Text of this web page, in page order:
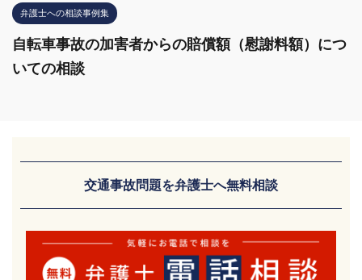
弁護士への相談事例集
自転車事故の加害者からの賠償額（慰謝料額）につ
いての相談
交通事故問題を弁護士へ無料相談